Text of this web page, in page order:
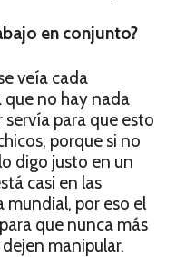
en conjunto?
veía cada
no hay nada
para que esto
porque si no
digo justo en un
casi en las
mundial, por eso el
que nunca más
manipular.